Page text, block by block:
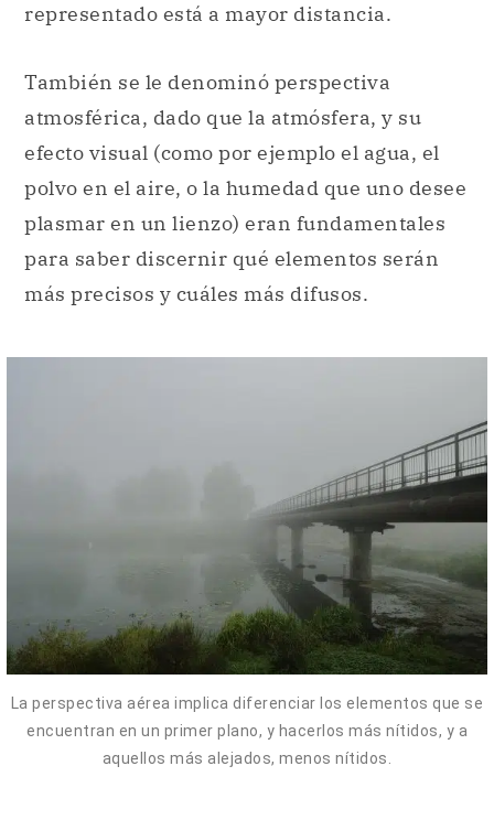
representado está a mayor distancia.
También se le denominó perspectiva
atmosférica, dado que la atmósfera, y su
efecto visual (como por ejemplo el agua, el
polvo en el aire, o la humedad que uno desee
plasmar en un lienzo) eran fundamentales
para saber discernir qué elementos serán
más precisos y cuáles más difusos.
La perspectiva aérea implica diferenciar los elementos que se
encuentran en un primer plano, y hacerlos más nítidos, y a
aquellos más alejados, menos nítidos.